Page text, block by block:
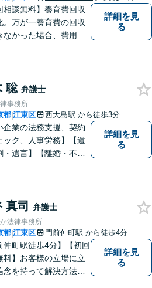
相談無料】養育費回収
。万が一養育費の回収
なかった場合、費用は
さい【国際展示場駅3
LINE・電話・メール相
詳細を見
る
聡 弁護士
事務所
都|江東区 西大島駅 から徒歩3分
企業の法務支援、契約
ック、人事労務】【遺
・遺言】【離婚・不倫
り】民間企業出身の弁
、経営者・ビジネスパ
の悩みに「速く・適切
応。
詳細を見
る
真司 弁護士
法律事務所
都|江東区 門前仲町駅 から徒歩4分
仲町駅徒歩4分】【初回
料】お客様の立場に立
念を持って解決方法を
詳細を見
る